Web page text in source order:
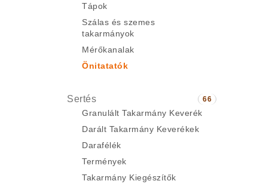
Tápok
Szálas és szemes
takarmányok
Mérőkanalak
Önitatatók
66
Sertés
Granulált Takarmány Keverék
Darált Takarmány Keverékek
Darafélék
Termények
Takarmány Kiegészítők